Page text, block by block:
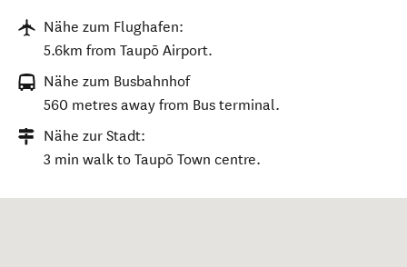
Nähe zum Flughafen:
5.6km from Taupō Airport.
Nähe zum Busbahnhof
560 metres away from Bus terminal.
Nähe zur Stadt:
3 min walk to Taupō Town centre.